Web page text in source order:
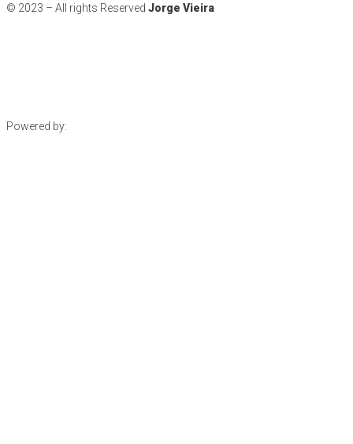
© 2023 – All rights Reserved Jorge Vieira
Powered by: